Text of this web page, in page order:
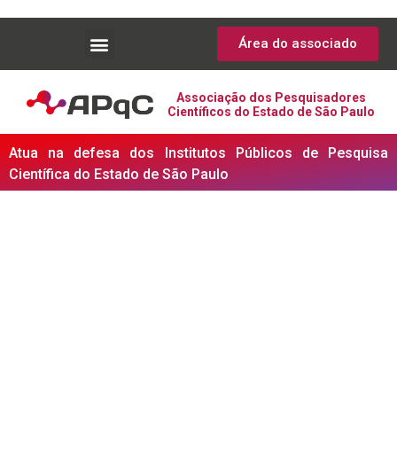
Área do associado
Associação dos Pesquisadores
Científicos do Estado de São Paulo
Atua na defesa dos Institutos Públicos de Pesquisa
Científica do Estado de São Paulo